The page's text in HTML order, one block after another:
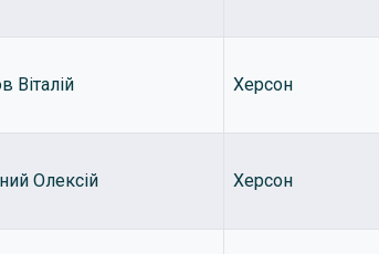
Віталій Херсон
Олексій Херсон